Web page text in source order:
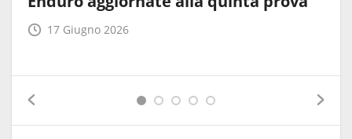
17 Giugno 2026